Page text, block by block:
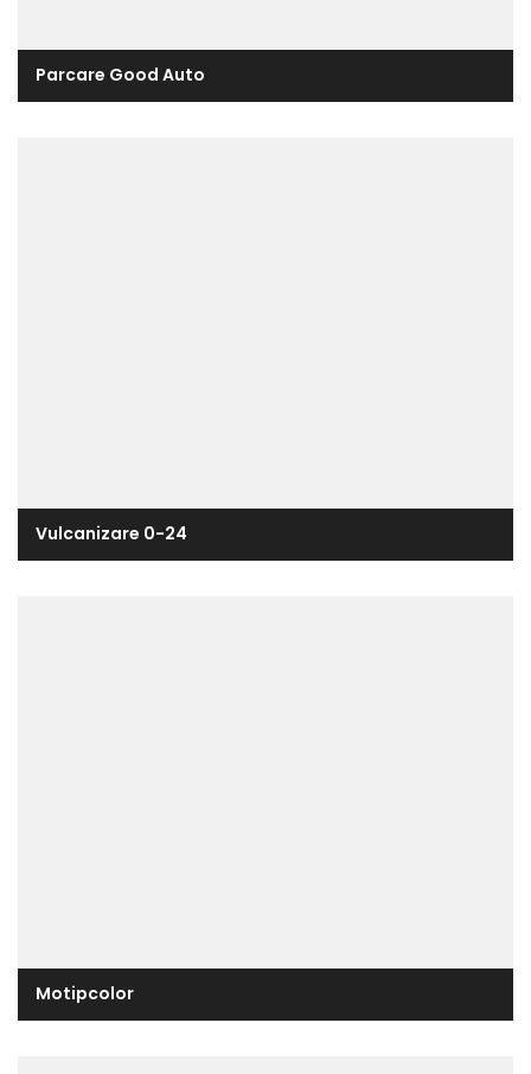
Parcare Good Auto
Vulcanizare 0-24
Motipcolor